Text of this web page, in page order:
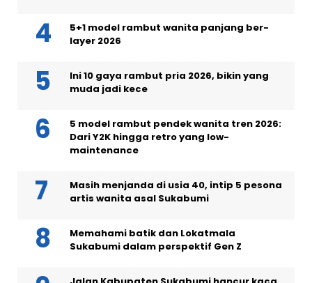
5+1 model rambut wanita panjang ber-
layer 2026
Ini 10 gaya rambut pria 2026, bikin yang
muda jadi kece
5 model rambut pendek wanita tren 2026:
Dari Y2K hingga retro yang low-
maintenance
Masih menjanda di usia 40, intip 5 pesona
artis wanita asal Sukabumi
Memahami batik dan Lokatmala
Sukabumi dalam perspektif Gen Z